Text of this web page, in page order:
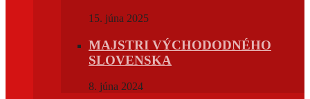
15. júna 2025
MAJSTRI VÝCHODODNÉHO
SLOVENSKA
8. júna 2024